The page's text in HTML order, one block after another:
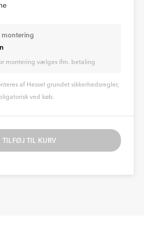
montering
montering vælges ifm. betaling
af Hessel grundet sikkerhedsregler,
ved køb.
TILFØJ TIL KURV